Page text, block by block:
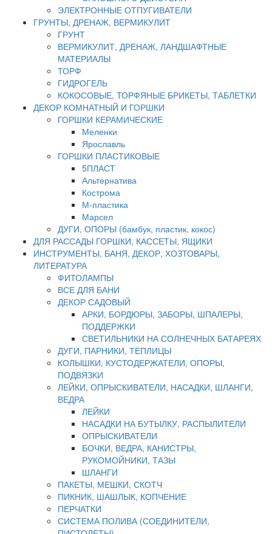
ЭЛЕКТРОННЫЕ ОТПУГИВАТЕЛИ
ГРУНТЫ, ДРЕНАЖ, ВЕРМИКУЛИТ
ГРУНТ
ВЕРМИКУЛИТ, ДРЕНАЖ, ЛАНДШАФТНЫЕ
МАТЕРИАЛЫ
ТОРФ
ГИДРОГЕЛЬ
КОКОСОВЫЕ, ТОРФЯНЫЕ БРИКЕТЫ, ТАБЛЕТКИ
ДЕКОР КОМНАТНЫЙ И ГОРШКИ
ГОРШКИ КЕРАМИЧЕСКИЕ
Меленки
Ярославль
ГОРШКИ ПЛАСТИКОВЫЕ
5ПЛАСТ
Альтернатива
Кострома
М-пластика
Марсел
ДУГИ, ОПОРЫ (бамбук, пластик, кокос)
ДЛЯ РАССАДЫ ГОРШКИ, КАССЕТЫ, ЯЩИКИ
ИНСТРУМЕНТЫ, БАНЯ, ДЕКОР, ХОЗТОВАРЫ,
ЛИТЕРАТУРА
ФИТОЛАМПЫ
ВСЕ ДЛЯ БАНИ
ДЕКОР САДОВЫЙ
АРКИ, БОРДЮРЫ, ЗАБОРЫ, ШПАЛЕРЫ,
ПОДДЕРЖКИ
СВЕТИЛЬНИКИ НА СОЛНЕЧНЫХ БАТАРЕЯХ
ДУГИ, ПАРНИКИ, ТЕПЛИЦЫ
КОЛЫШКИ, КУСТОДЕРЖАТЕЛИ, ОПОРЫ,
ПОДВЯЗКИ
ЛЕЙКИ, ОПРЫСКИВАТЕЛИ, НАСАДКИ, ШЛАНГИ,
ВЕДРА
ЛЕЙКИ
НАСАДКИ НА БУТЫЛКУ, РАСПЫЛИТЕЛИ
ОПРЫСКИВАТЕЛИ
БОЧКИ, ВЕДРА, КАНИСТРЫ,
РУКОМОЙНИКИ, ТАЗЫ
ШЛАНГИ
ПАКЕТЫ, МЕШКИ, СКОТЧ
ПИКНИК, ШАШЛЫК, КОПЧЕНИЕ
ПЕРЧАТКИ
СИСТЕМА ПОЛИВА (СОЕДИНИТЕЛИ,